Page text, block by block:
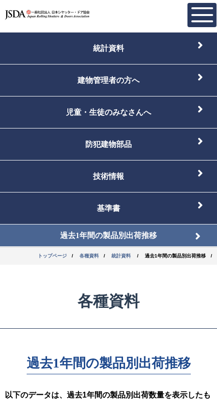
統計資料
建物管理者の方へ
児童・生徒のみなさんへ
防犯建物部品
技術情報
基準書
過去1年間の製品別出荷推移
トップページ 各種資料 統計資料 過去1年間の製品別出荷推移
各種資料
過去1年間の製品別出荷推移
以下のデータは、過去1年間の製品別出荷数量を表示したも